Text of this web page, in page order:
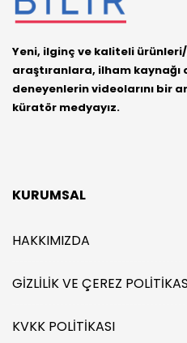
Yeni, ilginç ve kaliteli
araştıranlara, ilham kaynağı
deneyenlerin videolarını bir
küratör medyayız.
KURUMSAL
HAKKIMIZDA
GIZLILIK VE ÇEREZ
KVKK POLITIKASI